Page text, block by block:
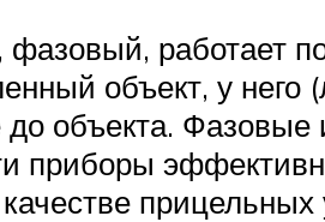
фазовый, работает
объект, у
до объекта.
приборы
прицельных